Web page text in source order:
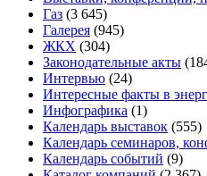
Газ (3 645)
Галерея (945)
ЖКХ (304)
Законодательные акты
Интервью (24)
Интересные факты в
Инфографика (1)
Календарь выставок (555)
Календарь семинаров,
Календарь событий (9)